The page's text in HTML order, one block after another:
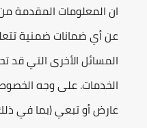
ان المعلومات المقدمة
عن أي ضمانات ضمنية
المسائل الأخرى التي قد
الخدمات. على وجه
عارض أو تبعي (بما في ذلك